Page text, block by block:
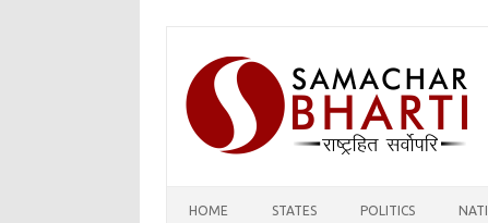
content
HOME STATES POLITICS